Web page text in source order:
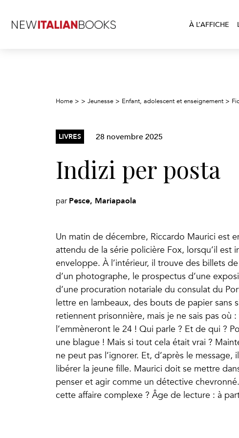
À L’AFFICHE
Home > > Jeunesse > Enfant, adolescent et enseignement >
LIVRES 28 novembre 2025
Indizi per posta
par Pesce, Mariapaola
Un matin de décembre, Riccardo Maurici est
attendu de la série policière Fox, lorsqu’il
enveloppe. À l’intérieur, il trouve des billets
d’un photographe, le prospectus d’une
d’une procuration notariale du consulat du
lettre en lambeaux, des bouts de papier sans
retiennent prisonnière, mais je ne sais pas où
l’emmèneront le 24 ! Qui parle ? Et de qui ?
une blague ! Mais si tout cela était vrai ?
ne peut pas l’ignorer. Et, d’après le
libérer la jeune fille. Maurici doit se mettre
penser et agir comme un détective
cette affaire complexe ? Âge de lecture : à